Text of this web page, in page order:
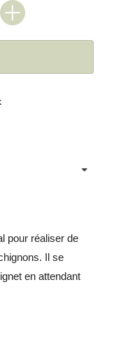
pour réaliser de
Il se
en attendant